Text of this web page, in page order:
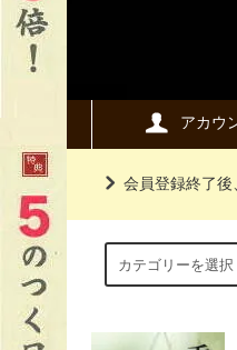
アカウ
会員登録終了後